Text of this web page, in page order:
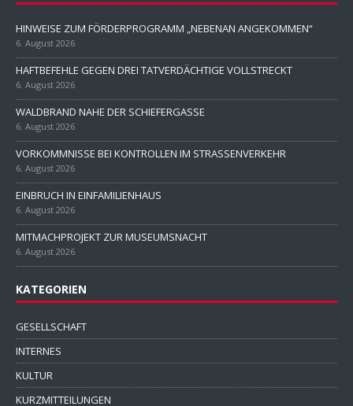
HINWEISE ZUM FÖRDERPROGRAMM „NEBENAN ANGEKOMMEN“
6. August 2026
HAFTBEFEHLE GEGEN DREI TATVERDÄCHTIGE VOLLSTRECKT
6. August 2026
WALDBRAND NAHE DER SCHIEFERGASSE
6. August 2026
VORKOMMNISSE BEI KONTROLLEN IM STRASSENVERKEHR
6. August 2026
EINBRUCH IN EINFAMILIENHAUS
6. August 2026
MITMACHPROJEKT ZUR MUSEUMSNACHT
6. August 2026
KATEGORIEN
GESELLSCHAFT
INTERNES
KULTUR
KURZMITTEILUNGEN